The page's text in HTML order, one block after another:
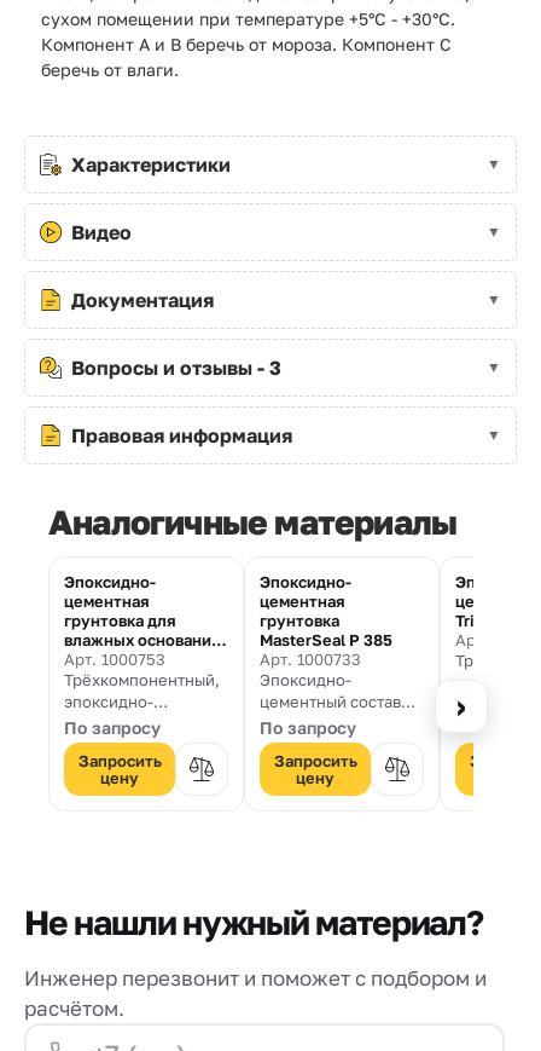
сухом помещении при температуре +5°C - +30°C.
Компонент А и В беречь от мороза. Компонент С
беречь от влаги.
Характеристики
Видео
Документация
Вопросы и отзывы - 3
Правовая информация
Аналогичные материалы
Эпоксидно-
цементная
грунтовка для
влажных оснований
Triblock P
Арт. 1000753
Трёхкомпонентный,
эпоксидно-
цементный,
грунтовочный состав
для влажных
оснований
По запросу
Запросить
цену
Эпоксидно-
цементная
грунтовка
MasterSeal P 385
Арт. 1000733
Эпоксидно-
цементный состав
для выравнивания и
грунтования
поверхности,
обустройства
влагопреграды
основания
По запросу
Запросить
цену
Triblock
Арт.
цементный
раствор
влажных
По
›
Не нашли нужный материал?
Инженер перезвонит и поможет с подбором и
расчётом.